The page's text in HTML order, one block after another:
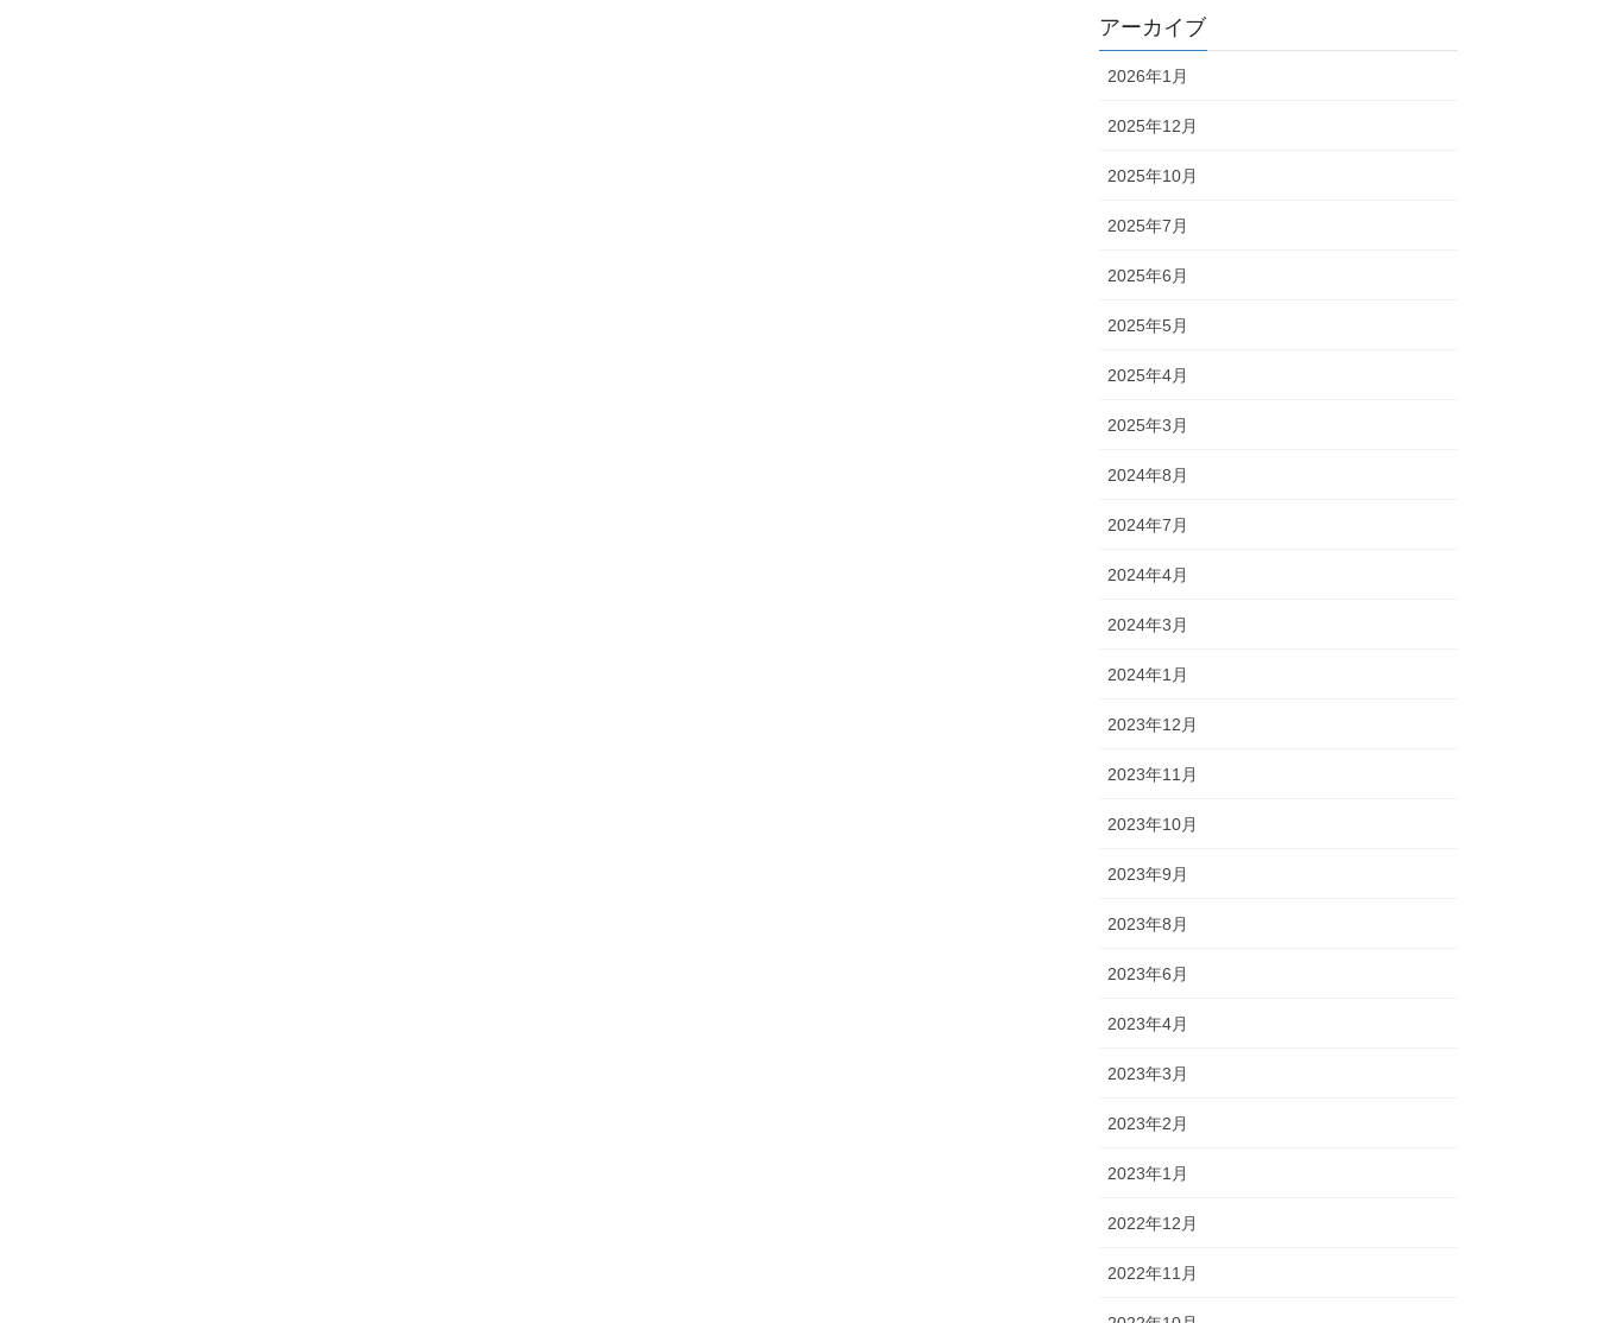
アーカイブ
2026年1月
2025年12月
2025年10月
2025年7月
2025年6月
2025年5月
2025年4月
2025年3月
2024年8月
2024年7月
2024年4月
2024年3月
2024年1月
2023年12月
2023年11月
2023年10月
2023年9月
2023年8月
2023年6月
2023年4月
2023年3月
2023年2月
2023年1月
2022年12月
2022年11月